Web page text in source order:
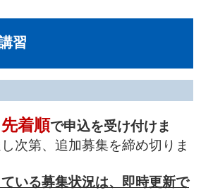
習
先着順で申込を受け付けま
次第、追加募集を締め切りま
いる募集状況は、即時更新で